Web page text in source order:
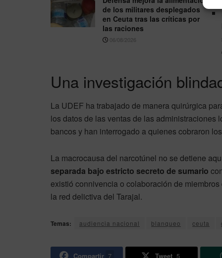
de los militares desplegados
en Ceuta tras las críticas por
las raciones
06/08/2026
Una investigación
La UDEF ha trabajado de manera quirúrgica
los datos de las ventas de las administraciones
bancos y han interrogado a quienes cobraron
La macrocausa del narcotúnel no se detiene
separada bajo estricto secreto de sumario
existió connivencia o colaboración de
la red delictiva del Tarajal.
Temas: audiencia nacional blanqueo ceuta
Compartir 7 Tweet 5